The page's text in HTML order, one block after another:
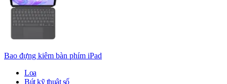
Bao đựng kiêm bàn phím iPad
Loa
Bút kỹ thuật số